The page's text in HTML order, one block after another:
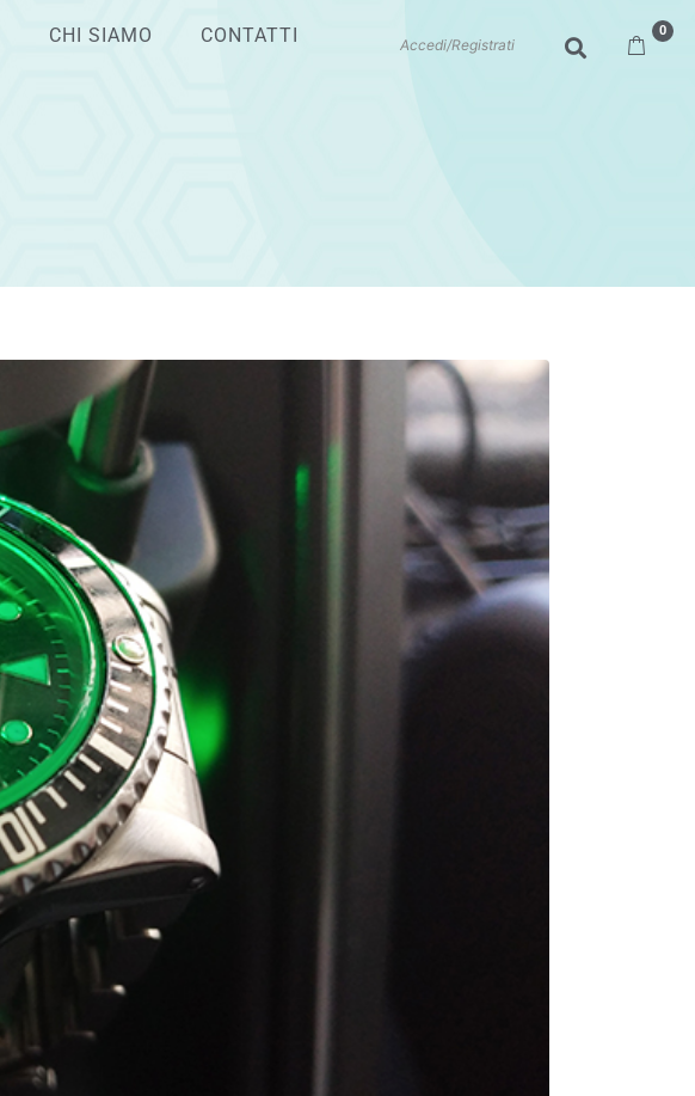
CHI SIAMO CONTATTI Accedi/Registrati
0